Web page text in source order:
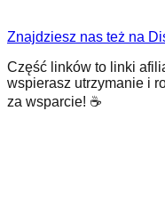
Znajdziesz nas też na
Część linków to linki
wspierasz utrzymanie i
za wsparcie! ☕